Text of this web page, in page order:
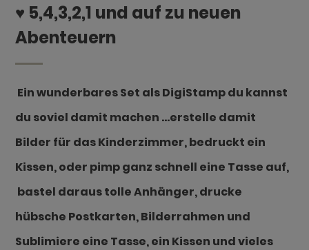
♥ 5,4,3,2,1 und auf zu neuen
Abenteuern
Ein wunderbares Set als DigiStamp du kannst
du soviel damit machen …erstelle damit
Bilder für das Kinderzimmer, bedruckt ein
Kissen,oder pimp ganz schnell eine Tasse auf,
bastel daraus tolle Anhänger, drucke
hübsche Postkarten, Bilderrahmen und
Sublimiere eine Tasse, ein Kissen und vieles